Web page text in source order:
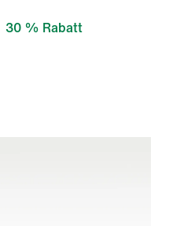
30 % Rabatt